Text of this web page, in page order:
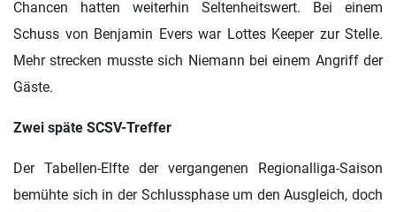
Chancen hatten weiterhin Seltenheitswert. Bei einem
Schuss von Benjamin Evers war Lottes Keeper zur Stelle.
Mehr strecken musste sich Niemann bei einem Angriff der
Gäste.
Zwei späte SCSV-Treffer
Der Tabellen-Elfte der vergangenen Regionalliga-Saison
bemühte sich in der Schlussphase um den Ausgleich, doch